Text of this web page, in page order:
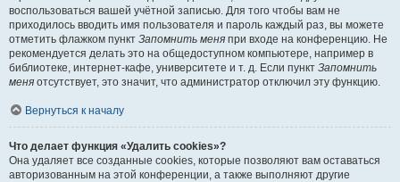
воспользоваться вашей учётной записью. Для того чтобы вам не
приходилось вводить имя пользователя и пароль каждый раз, вы можете
отметить флажком пункт Запомнить меня при входе на конференцию. Не
рекомендуется делать это на общедоступном компьютере, например в
библиотеке, интернет-кафе, университете и т. д. Если пункт Запомнить
меня отсутствует, это значит, что администратор отключил эту функцию.
Вернуться к началу
Что делает функция «Удалить cookies»?
Она удаляет все созданные cookies, которые позволяют вам оставаться
авторизованным на этой конференции, а также выполняют другие